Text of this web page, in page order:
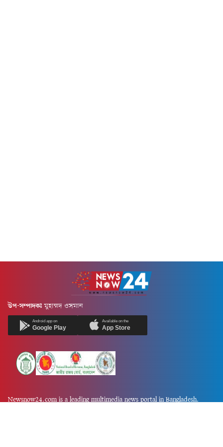
উপ-সম্পাদকঃ মুহাম্মদ ওসমান
Android app on
Google Play
Available on the
App Store
Newsnow24.com is a leading multimedia news portal in Bangladesh.